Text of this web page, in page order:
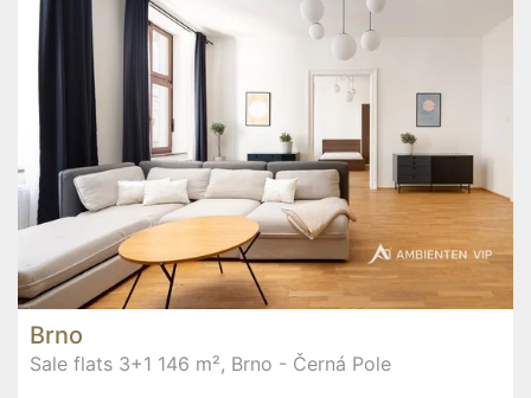
Brno
Sale flats 3+1 146 m², Brno - Černá Pole